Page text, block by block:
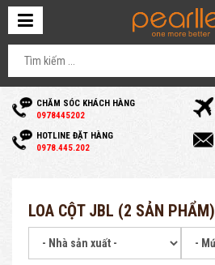
CHĂM SÓC KHÁCH HÀNG
0978445202
HOTLINE ĐẶT HÀNG
0978.445.202
LOA CỘT JBL (2 SẢN PHẨM)